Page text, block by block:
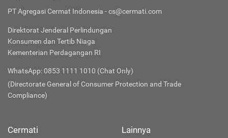
PT Agregasi Cermat Indonesia - cs@cermati.com
Direktorat Jenderal Perlindungan
Konsumen dan Tertib Niaga
Kementerian Perdagangan RI
WhatsApp: 0853 1111 1010 (Chat Only)
(Directorate General of Consumer Protection and Trade
Compliance)
Cermati Lainnya